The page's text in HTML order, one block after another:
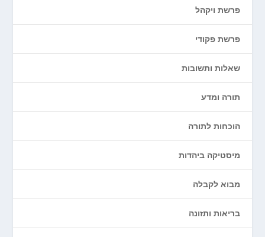
פרשת ויקהל
פרשת פקודי
שאלות ותשובות
תורה ומדע
הוכחות לתורה
מיסטיקה ביהדות
מבוא לקבלה
בריאות ותזונה